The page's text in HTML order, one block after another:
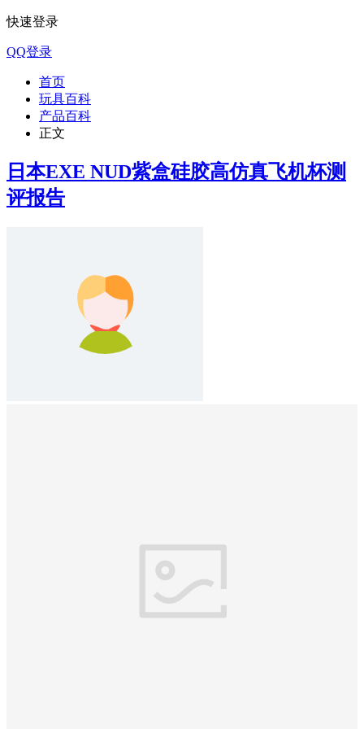
快速登录
QQ登录
首页
玩具百科
产品百科
正文
日本EXE NUD紫盒硅胶高仿真飞机杯测
评报告